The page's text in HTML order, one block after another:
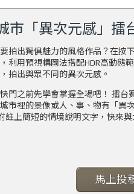
市「異次元感」擂
拍出獨俱魅力的風格作品？在按
利用預視構圖法搭配HDR高動態
拍出與眾不同的異次元感。
門之前先學會掌握全場吧！ 擂台
市裡的景像或人、事、物有「異
註上簡短的情境說明文字，快來
馬上投